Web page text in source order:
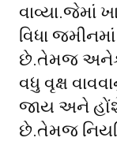
વાવ્યા.જેમાં
વિધા
છે.તેમજ અનેક
વધુ વૃક્ષ
જાય અને હોંશે
છે.તેમજ